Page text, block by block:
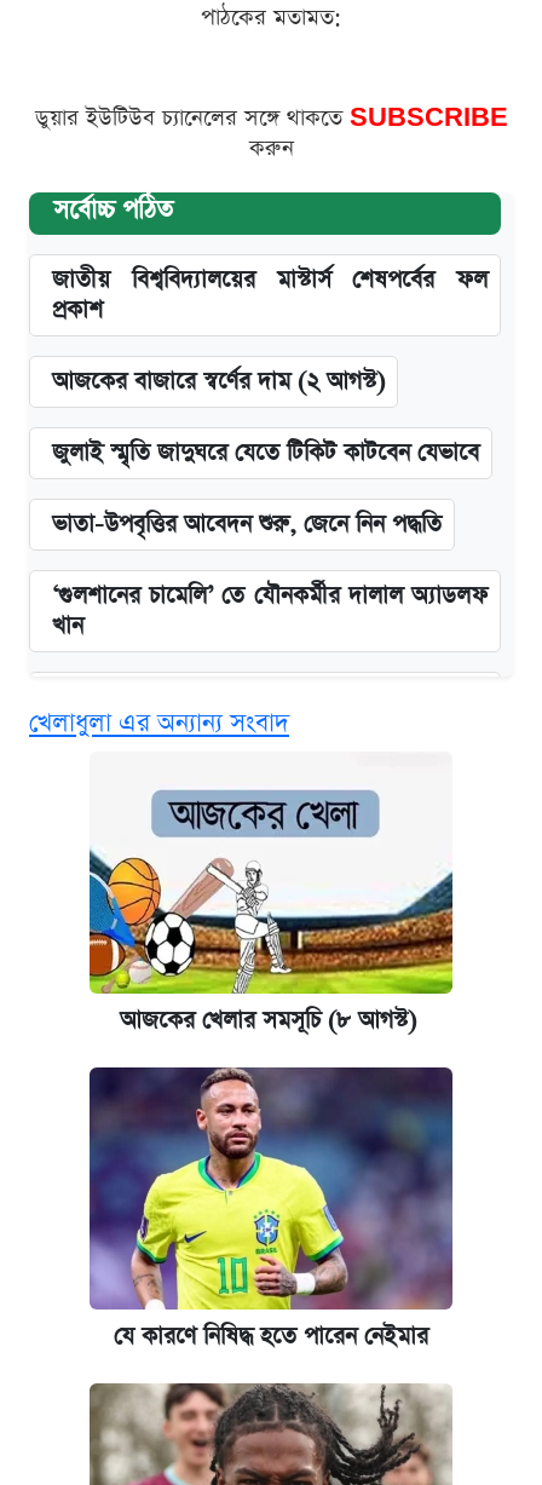
পাঠকের মতামত:
ডুয়ার ইউটিউব চ্যানেলের সঙ্গে থাকতে SUBSCRIBE
করুন
সর্বোচ্চ পঠিত
জাতীয় বিশ্ববিদ্যালয়ের মাস্টার্স শেষপর্বের ফল
প্রকাশ
আজকের বাজারে স্বর্ণের দাম (২ আগস্ট)
জুলাই স্মৃতি জাদুঘরে যেতে টিকিট কাটবেন যেভাবে
ভাতা-উপবৃত্তির আবেদন শুরু, জেনে নিন পদ্ধতি
‘গুলশানের চামেলি’ তে যৌনকর্মীর দালাল অ্যাডলফ
খান
দাম ও ফিচার
কবে শুরু হচ্ছে ঢাবির ভর্তি আবেদন, জানাল কর্তৃপক্ষ
নবম জাতীয় পে-স্কেল নিয়ে সর্বশেষ যা জানা গেল
আজকের বাজারে স্বর্ণের দাম (৪ আগস্ট)
আজকের বাজারে স্বর্ণ-রুপার দাম (৫ আগস্ট)
পাঁচ দপ্তরে নতুন সচিব নিয়োগ দিল সরকার
কবে হবে মেডিকেল ভর্তি পরীক্ষা, জানা গেল যা
আজকের বাজারে স্বর্ণের দাম (৬ আগস্ট)
রাষ্ট্রবিরোধী কর্মকাণ্ড: ঢাবির কয়েকজন শিক্ষকের
বিরুদ্ধে ব্যবস্থা
কেমব্রিজ বিশ্ববিদ্যালয়ের এমবিএ স্কলারশিপে
আবেদন শুরু
খেলাধুলা এর অন্যান্য সংবাদ
আজকের খেলার সমসূচি (৮ আগস্ট)
যে কারণে নিষিদ্ধ হতে পারেন নেইমার